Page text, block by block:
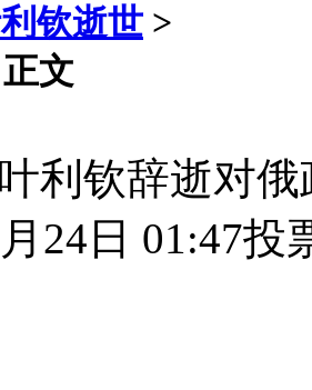
钦逝世 >
文
利钦辞逝对
24日 01:47投